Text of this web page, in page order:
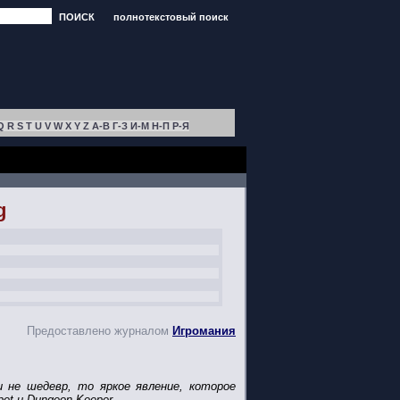
ПОИСК полнотекстовый поиск
R S T U V W X Y Z А-В Г-З И-М Н-П Р-Я
Предоставлено журналом Игромания
шедевр, то яркое явление, которое